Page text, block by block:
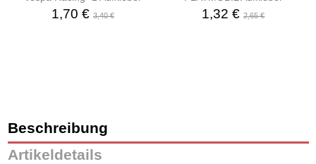
1,70 € 3,40 € 1,32 €2,65 €
Beschreibung
Artikeldetails